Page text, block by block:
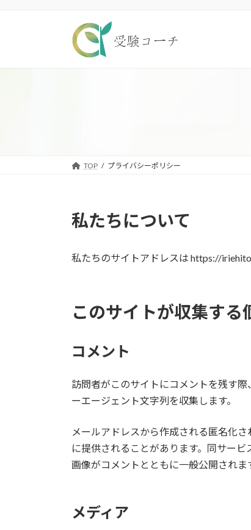
ツ
シ
TOP プライバシーポリシー
私たちについて
私たちのサイトアドレスは https://
このサイトが収集する
コメント
訪問者がこのサイトにコメントを残す
ーエージェント文字列を収集します。
メールアドレスから作成される匿名化
に提供されることがあります。同サー
画像がコメントとともに一般公開されま
メディア